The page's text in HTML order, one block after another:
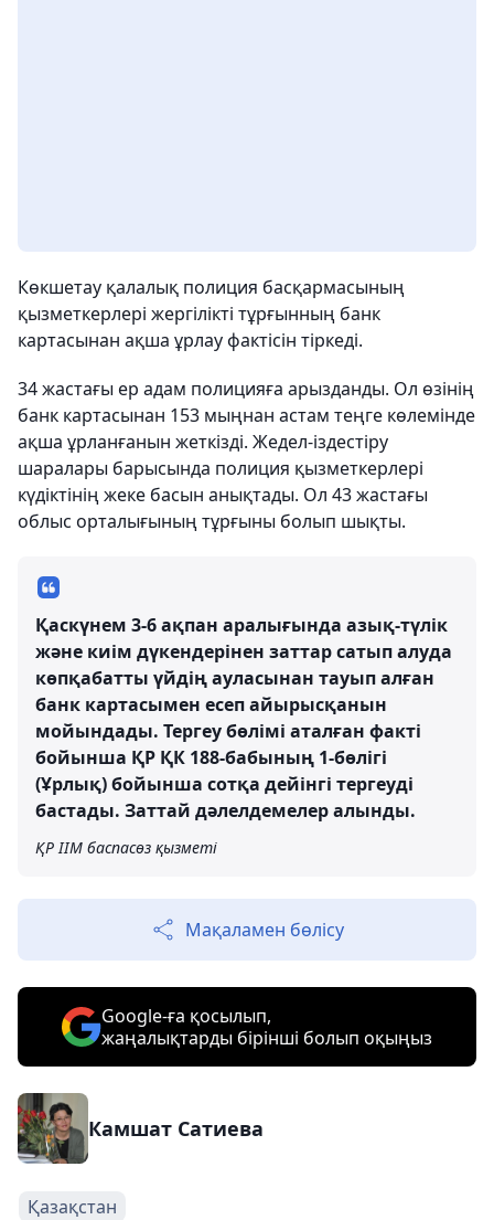
Көкшетау қалалық полиция басқармасының
қызметкерлері жергілікті тұрғынның банк
картасынан ақша ұрлау фактісін тіркеді.
34 жастағы ер адам полицияға арызданды. Ол өзінің
банк картасынан 153 мыңнан астам теңге көлемінде
ақша ұрланғанын жеткізді. Жедел-іздестіру
шаралары барысында полиция қызметкерлері
күдіктінің жеке басын анықтады. Ол 43 жастағы
облыс орталығының тұрғыны болып шықты.
Қаскүнем 3-6 ақпан аралығында азық-түлік
және киім дүкендерінен заттар сатып алуда
көпқабатты үйдің ауласынан тауып алған
банк картасымен есеп айырысқанын
мойындады. Тергеу бөлімі аталған факті
бойынша ҚР ҚК 188-бабының 1-бөлігі
(Ұрлық) бойынша сотқа дейінгі тергеуді
бастады. Заттай дәлелдемелер алынды.
ҚР ІІМ баспасөз қызметі
Мақаламен бөлісу
Google-ға қосылып,
жаңалықтарды бірінші болып оқыңыз
Камшат Сатиева
Қазақстан